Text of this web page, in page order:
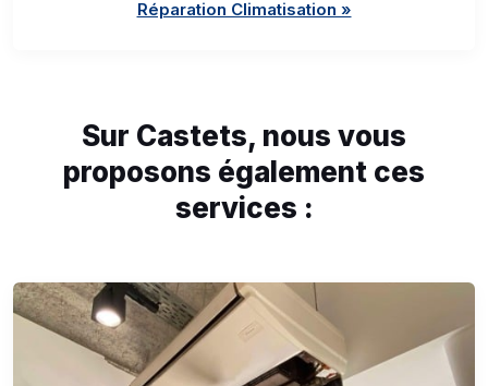
Réparation Climatisation »
Sur Castets, nous vous
proposons également ces
services :